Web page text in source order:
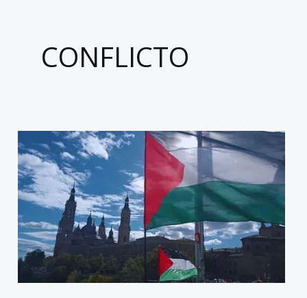
CONFLICTO
Tres
Países
Europeos
Listos
para
Reconocer
a
Palestina